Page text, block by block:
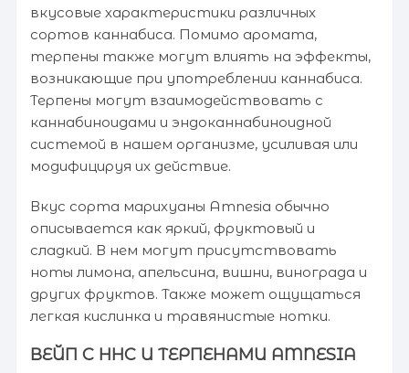
вкусовые характеристики различных
сортов каннабиса. Помимо аромата,
терпены также могут влиять на эффекты,
возникающие при употреблении каннабиса.
Терпены могут взаимодействовать с
каннабиноидами и эндоканнабиноидной
системой в нашем организме, усиливая или
модифицируя их действие.
Вкус сорта марихуаны Amnesia обычно
описывается как яркий, фруктовый и
сладкий. В нем могут присутствовать
ноты лимона, апельсина, вишни, винограда и
других фруктов. Также может ощущаться
легкая кислинка и травянистые нотки.
ВЕЙП С HHC И ТЕРПЕНАМИ AMNESIA